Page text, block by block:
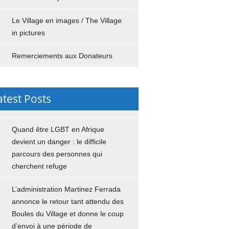
Le Village en images / The Village
in pictures
Remerciements aux Donateurs
Posts
Quand être LGBT en Afrique
devient un danger : le difficile
parcours des personnes qui
cherchent refuge
L’administration Martinez Ferrada
annonce le retour tant attendu des
Boules du Village et donne le coup
d’envoi à une période de